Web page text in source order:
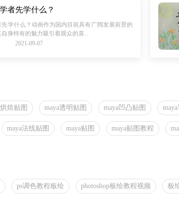
者先学什么？
学什么？动画作为国内目前具有广阔发展前景的
身特有的魅力吸引着观众的喜...
2021-09-07
焙贴图 maya透明贴图 maya凹凸贴图
maya法线贴图 maya贴图 maya贴图教程
ps调色教程板绘 photoshop板绘教程视频 板